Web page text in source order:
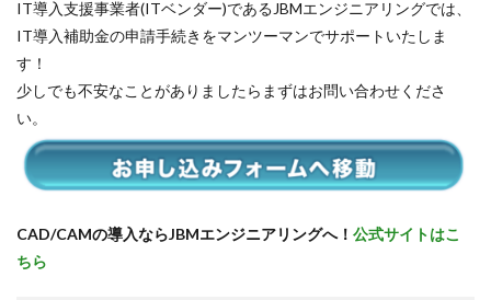
IT導入支援事業者(ITベンダー)であるJBMエンジニアリングでは、
IT導入補助金の申請手続きをマンツーマンでサポートいたしま
す！
少しでも不安なことがありましたらまずはお問い合わせくださ
い。
CAD/CAMの導入ならJBMエンジニアリングへ！ 公式サイトはこ
ちら